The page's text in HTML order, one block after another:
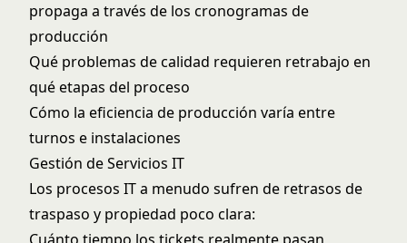
propaga a través de los cronogramas de
producción
Qué problemas de calidad requieren retrabajo en
qué etapas del proceso
Cómo la eficiencia de producción varía entre
turnos e instalaciones
Gestión de Servicios IT
Los procesos IT a menudo sufren de retrasos de
traspaso y propiedad poco clara: